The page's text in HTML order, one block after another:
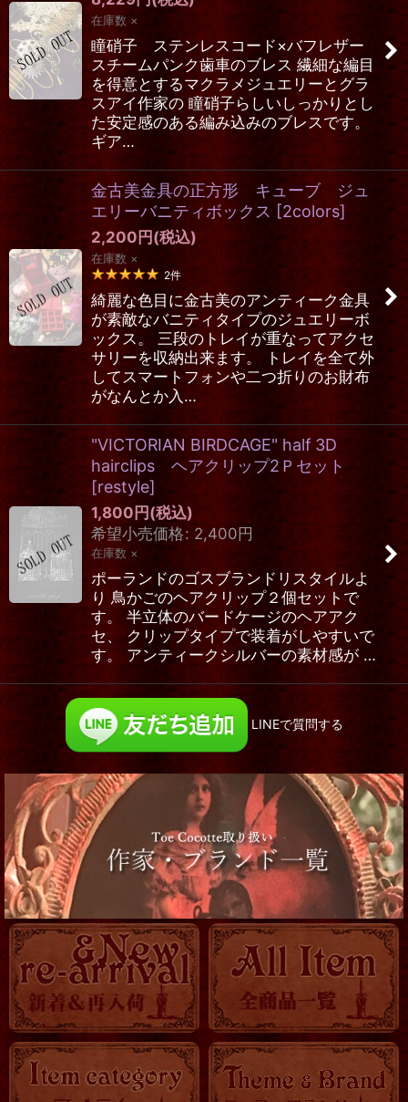
在庫数 ×
瞳硝子 ステンレスコード×バフレザー
スチームパンク歯車のブレス 繊細な編目
を得意とするマクラメジュエリーとグラ
スアイ作家の 瞳硝子らしいしっかりとし
た安定感のある編み込みのブレスです。
ギア…
金古美金具の正方形 キューブ ジュ
エリーバニティボックス [2colors]
2,200円(税込)
在庫数 ×
2件
綺麗な色目に金古美のアンティーク金具
が素敵なバニティタイプのジュエリーボ
ックス。 三段のトレイが重なってアクセ
サリーを収納出来ます。 トレイを全て外
してスマートフォンや二つ折りのお財布
がなんとか入…
"VICTORIAN BIRDCAGE" half 3D
hairclips ヘアクリップ2Ｐセット
[restyle]
1,800 円 (税込)
希望小売価格: 2,400 円
在庫数 ×
ポーランドのゴスブランドリスタイルよ
り 鳥かごのヘアクリップ２個セットで
す。 半立体のバードケージのヘアアク
セ、 クリップタイプで装着がしやすいで
す。 アンティークシルバーの素材感が …
LINEで質問する